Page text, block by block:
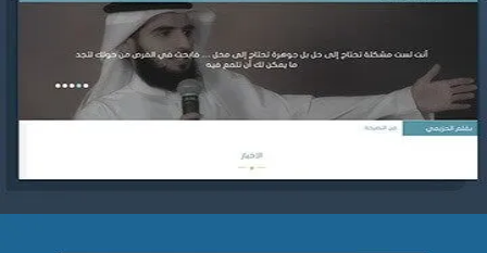
موقع ياسر بن بدر الحزيمي
التفاصيل